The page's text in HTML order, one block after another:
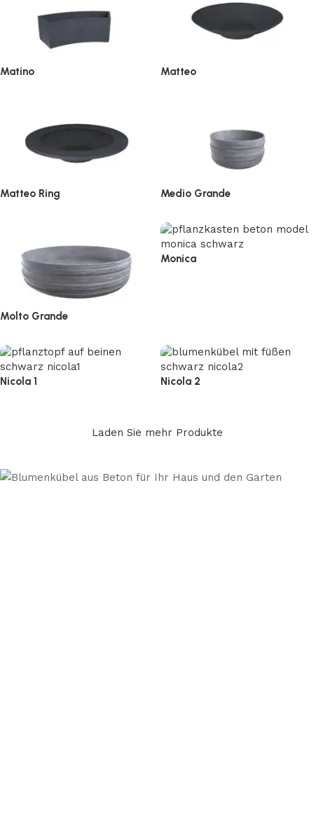
Matino Matteo
Matteo Ring Medio Grande
Molto Grande
Monica
Nicola 1 Nicola 2
Laden Sie mehr Produkte